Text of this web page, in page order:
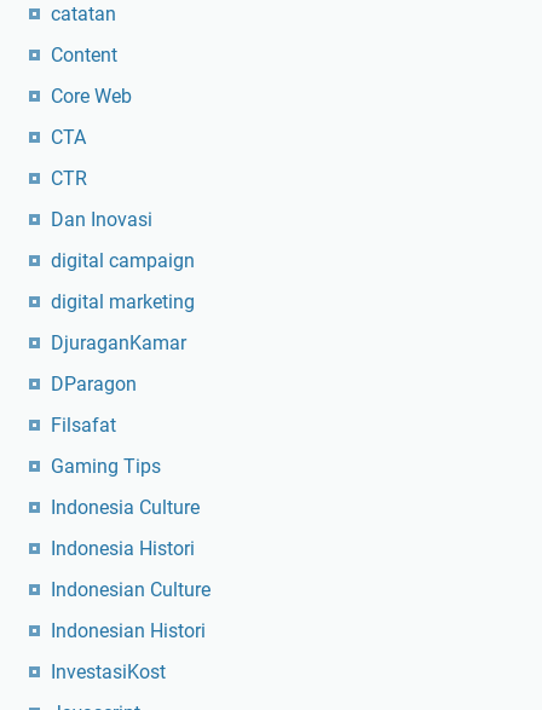
catatan
Content
Core Web
CTA
CTR
Dan Inovasi
digital campaign
digital marketing
DjuraganKamar
DParagon
Filsafat
Gaming Tips
Indonesia Culture
Indonesia Histori
Indonesian Culture
Indonesian Histori
InvestasiKost